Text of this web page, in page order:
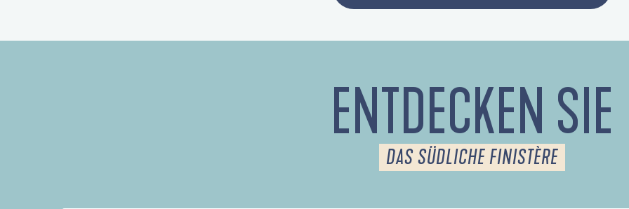
ENTDECKEN SIE
DAS SÜDLICHE FINISTÈRE